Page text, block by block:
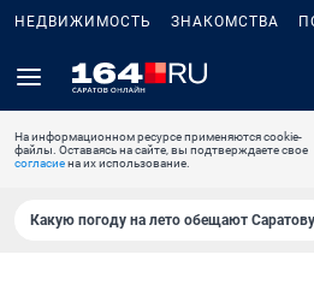
НЕДВИЖИМОСТЬ ЗНАКОМСТВА
На информационном ресурсе применяются cookie-
файлы. Оставаясь на сайте, вы подтверждаете свое
согласиена их использование.
Какую погоду на лето обещают Саратову